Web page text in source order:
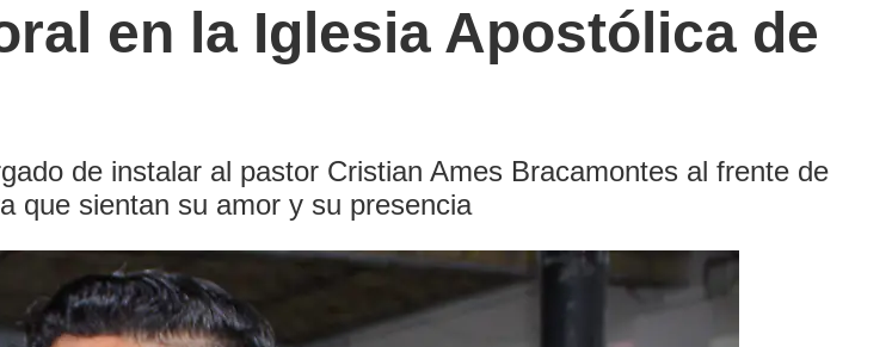
en la Iglesia Apostólica de
de instalar al pastor Cristian Ames Bracamontes al frente de
que sientan su amor y su presencia